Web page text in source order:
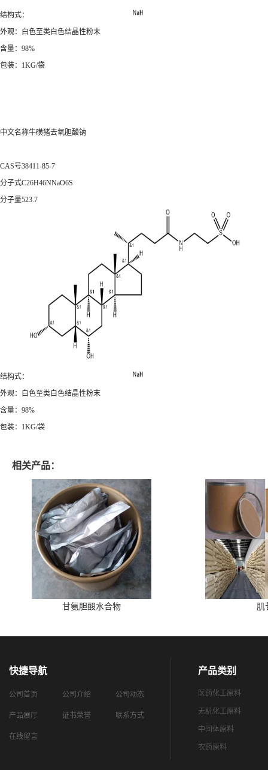
结构式：
外观：白色至类白色结晶性粉末
含量：98%
包装：1KG/袋
中文名称牛磺猪去氧胆酸钠
CAS号38411-85-7
分子式C26H46NNaO6S
分子量523.7
结构式：
外观：白色至类白色结晶性粉末
含量：98%
包装：1KG/袋
相关产品：
甘氨胆酸水合物 肌
快捷导航
公司首页 公司介绍 公司动态
产品展厅 证书荣誉 联系方式
在线留言
产品类别
医药化工原料
无机化工原料
中间体原料
农药原料